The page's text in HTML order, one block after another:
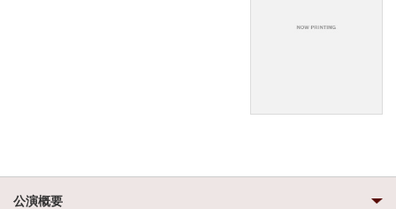
公演概要